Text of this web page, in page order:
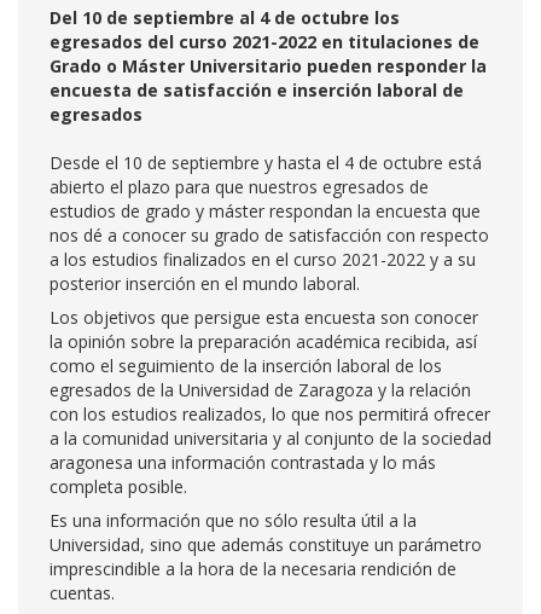
Del 10 de septiembre al 4 de octubre los
egresados del curso 2021-2022 en titulaciones de
Grado o Máster Universitario pueden responder la
encuesta de satisfacción e inserción laboral de
egresados
Desde el 10 de septiembre y hasta el 4 de octubre está
abierto el plazo para que nuestros egresados de
estudios de grado y máster respondan la encuesta que
nos dé a conocer su grado de satisfacción con respecto
a los estudios finalizados en el curso 2021-2022 y a su
posterior inserción en el mundo laboral.
Los objetivos que persigue esta encuesta son conocer
la opinión sobre la preparación académica recibida, así
como el seguimiento de la inserción laboral de los
egresados de la Universidad de Zaragoza y la relación
con los estudios realizados, lo que nos permitirá ofrecer
a la comunidad universitaria y al conjunto de la sociedad
aragonesa una información contrastada y lo más
completa posible.
Es una información que no sólo resulta útil a la
Universidad, sino que además constituye un parámetro
imprescindible a la hora de la necesaria rendición de
cuentas.